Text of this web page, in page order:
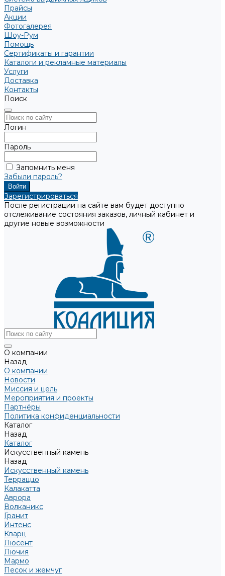
Прайсы
Акции
Фотогалерея
Шоу-Рум
Помощь
Сертификаты и гарантии
Каталоги и рекламные материалы
Услуги
Доставка
Контакты
Поиск
Логин
Пароль
Запомнить меня
Забыли пароль?
Зарегистрироваться
После регистрации на сайте вам будет доступно
отслеживание состояния заказов, личный кабинет и
другие новые возможности
О компании
Назад
О компании
Новости
Миссия и цель
Мероприятия и проекты
Партнёры
Политика конфиденциальности
Каталог
Назад
Каталог
Искусственный камень
Назад
Искусственный камень
Терраццо
Калакатта
Аврора
Волканикс
Гранит
Интенс
Кварц
Люсент
Лючия
Мармо
Песок и жемчуг